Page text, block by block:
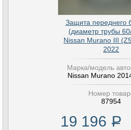
Защита переднего
(диаметр трубы
Nissan Murano III
2022
Марка/модель
Nissan Murano
Номер
87954
19 196 Р